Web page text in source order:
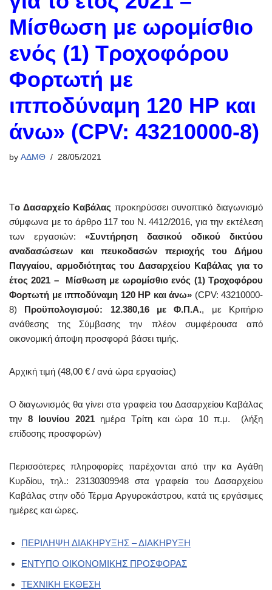
Μίσθωση με ωρομίσθιο
ενός (1) Τροχοφόρου
Φορτωτή με
ιπποδύναμη 120 ΗΡ και
άνω» (CPV: 43210000-8)
by ΑΔΜΘ 28/05/2021
Το Δασαρχείο Καβάλας προκηρύσσει συνοπτικό διαγωνισμό
σύμφωνα με το άρθρο 117 του Ν. 4412/2016, για την εκτέλεση
των εργασιών: «Συντήρηση δασικού οδικού δικτύου
αναδασώσεων και πευκοδασών περιοχής του Δήμου
Παγγαίου, αρμοδιότητας του Δασαρχείου Καβάλας για το
έτος 2021 –
Μίσθωση με ωρομίσθιο ενός (1) Τροχοφόρου
Φορτωτή με ιπποδύναμη 120 ΗΡ και άνω» (CPV: 43210000-
8) Προϋπολογισμού: 12.380,16 με Φ.Π.Α., με Κριτήριο
ανάθεσης της Σύμβασης την πλέον συμφέρουσα από
οικονομική άποψη προσφορά βάσει τιμής.
Αρχική τιμή (48,00 € / ανά ώρα εργασίας)
Ο διαγωνισμός θα γίνει στα γραφεία του Δασαρχείου Καβάλας
την 8 Ιουνίου 2021ημέρα Τρίτη και ώρα 10 π.μ. (λήξη
επίδοσης προσφορών)
Περισσότερες πληροφορίες παρέχονται από την κα Αγάθη
Κυρδίου, τηλ.: 23130309948 στα γραφεία του Δασαρχείου
Καβάλας στην οδό Τέρμα Αργυροκάστρου, κατά τις εργάσιμες
ημέρες και ώρες.
ΠΕΡΙΛΗΨΗ ΔΙΑΚΗΡΥΞΗΣ – ΔΙΑΚΗΡΥΞΗ
ΕΝΤΥΠΟ ΟΙΚΟΝΟΜΙΚΗΣ ΠΡΟΣΦΟΡΑΣ
ΤΕΧΝΙΚΗ ΕΚΘΕΣΗ